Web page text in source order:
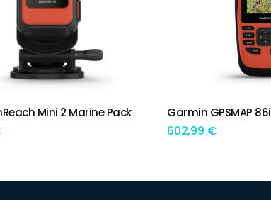
Mini 2 Marine Pack ADICIONAR
Garmin GPSMAP 86i
602,99 €